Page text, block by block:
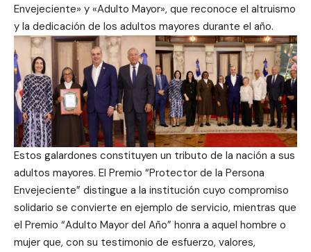
Envejeciente» y «Adulto Mayor», que reconoce el altruismo
y la dedicación de los adultos mayores durante el año.
Estos galardones constituyen un tributo de la nación a sus
adultos mayores. El Premio “Protector de la Persona
Envejeciente” distingue a la institución cuyo compromiso
solidario se convierte en ejemplo de servicio, mientras que
el Premio “Adulto Mayor del Año” honra a aquel hombre o
mujer que, con su testimonio de esfuerzo, valores,